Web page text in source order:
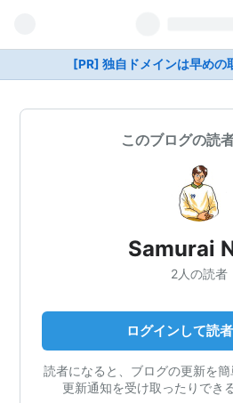
[PR] 独自ドメインは早めの
このブログの読
Samurai
2人の読者
ログインして読
読者になると、ブログの更新を簡
更新通知を受け取ったりでき